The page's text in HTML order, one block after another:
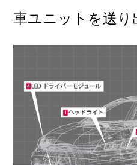
車ユニットを送り